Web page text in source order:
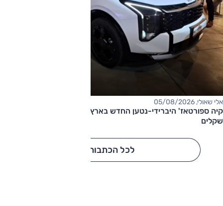
אלי שאולי, 05/08/2026
שקלים
לכל הכתבות